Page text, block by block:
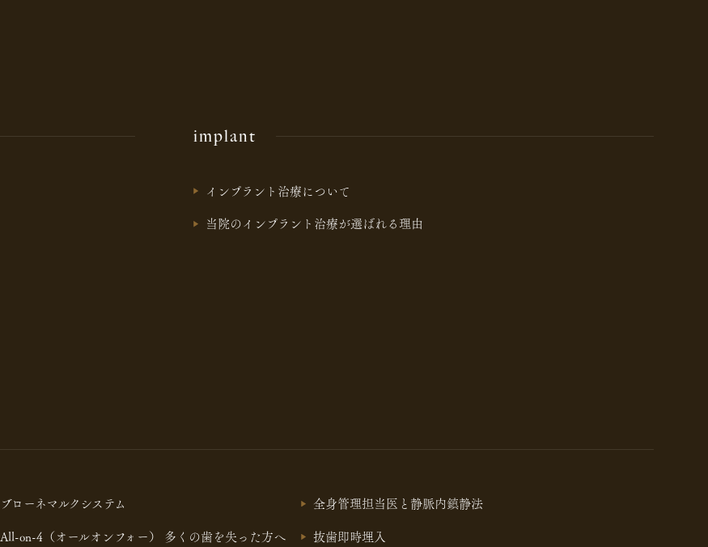
implant
インプラント治療について
当院のインプラント治療が選ばれる理由
ブローネマルクシステム 全身管理担当医と静脈内鎮静法
All-on-4（オールオンフォー） 多くの歯を失った方へ 抜歯即時埋入